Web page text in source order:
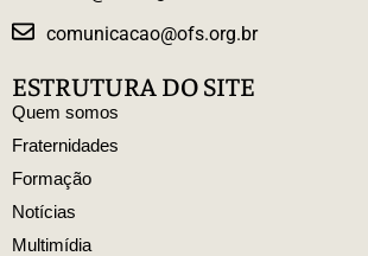
comunicacao@ofs.org.br
ESTRUTURA DO SITE
Quem somos
Fraternidades
Formação
Notícias
Multimídia